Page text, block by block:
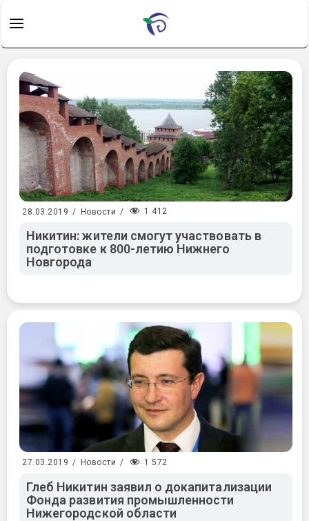
28.03.2019 / Новости / 1 412
Никитин: жители смогут участвовать в
подготовке к 800-летию Нижнего
Новгорода
27.03.2019 / Новости / 1 572
Глеб Никитин заявил о докапитализации
Фонда развития промышленности
Нижегородской области